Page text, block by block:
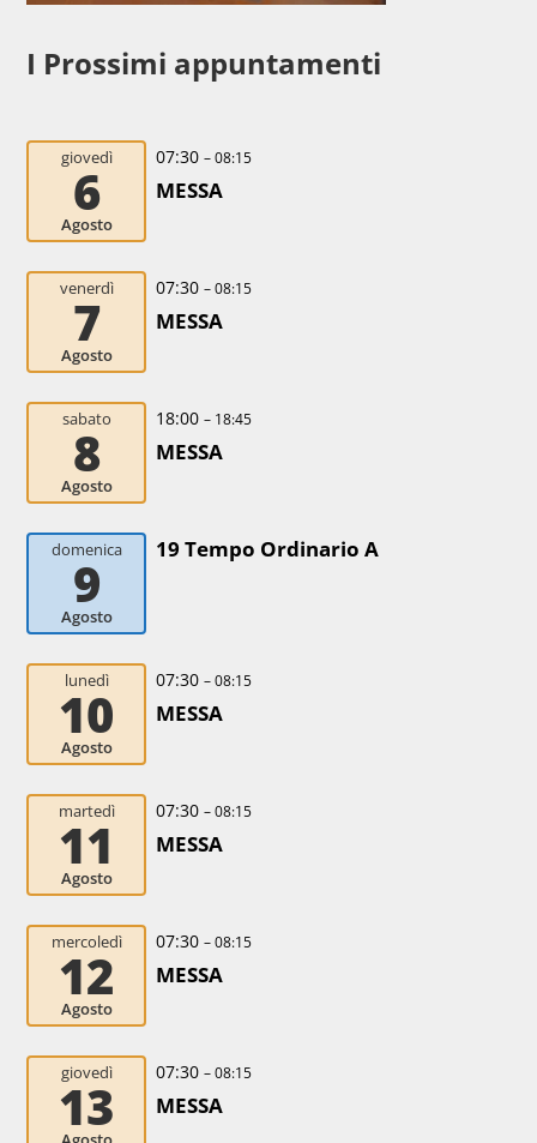
I Prossimi appuntamenti
giovedì
6
Agosto
07:30 – 08:15
MESSA
venerdì
7
Agosto
07:30 – 08:15
MESSA
sabato
8
Agosto
18:00 – 18:45
MESSA
domenica
9
Agosto
19 Tempo Ordinario A
lunedì
10
Agosto
07:30 – 08:15
MESSA
martedì
11
Agosto
07:30 – 08:15
MESSA
mercoledì
12
Agosto
07:30 – 08:15
MESSA
giovedì
13
07:30 – 08:15
MESSA